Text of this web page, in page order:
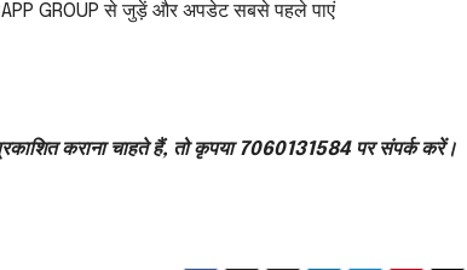
GROUP से जुड़ें और अपडेट सबसे पहले पाएं
कराना चाहते हैं, तो कृपया 7060131584 पर संपर्क करें।